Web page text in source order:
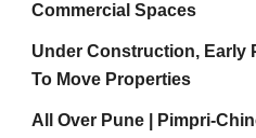
Commercial Spaces
Under Construction, Early
To Move Properties
All Over Pune | Pimpri-